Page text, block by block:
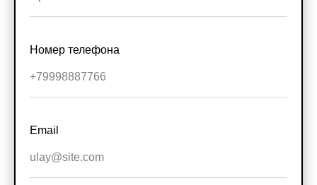
Номер телефона
Email
Контактный центр
+7 (495) 640-30-22 +7 (495) 640-30-15
О школе
Галереи